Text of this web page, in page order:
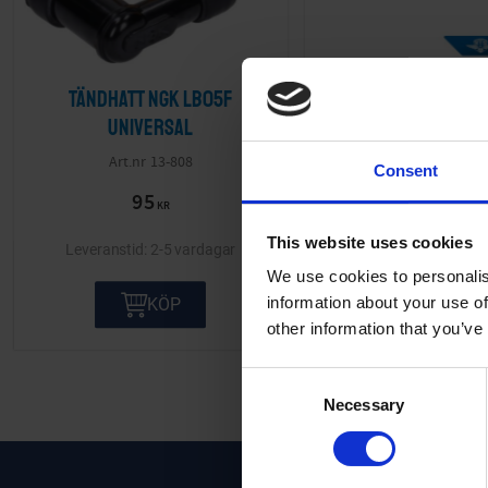
Consent
This website uses cookies
We use cookies to
information about your use
other information that
Necessary
Tändhatt NGK LB05F
Universal
13-808
95 KR
2-5 vardagar
KÖP
02-57-401
40KR
2-5
KÖP